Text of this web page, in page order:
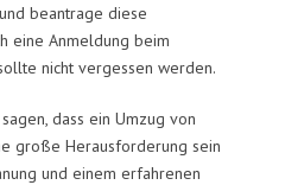
beantrage diese
eine Anmeldung beim
nicht vergessen werden.
dass ein Umzug von
große Herausforderung sein
und einem erfahrenen